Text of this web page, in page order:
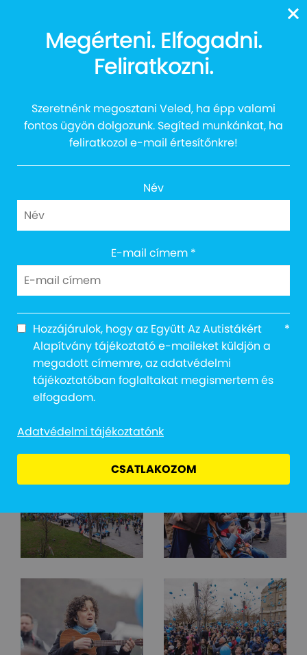
Séta az autizmussal
élőkért
Megérteni. Elfogadni.
Feliratkozni.
Szeretnénk megosztani Veled, ha épp valami
fontos ügyön dolgozunk. Segíted munkánkat, ha
feliratkozol e-mail értesítőnkre!
Név
E-mail címem *
Hozzájárulok, hogy az Együtt Az Autistákért
Alapítvány tájékoztató e-maileket küldjön a
megadott címemre, az adatvédelmi
tájékoztatóban foglaltakat megismertem és
elfogadom.
*
Adatvédelmi tájékoztatónk
CSATLAKOZOM